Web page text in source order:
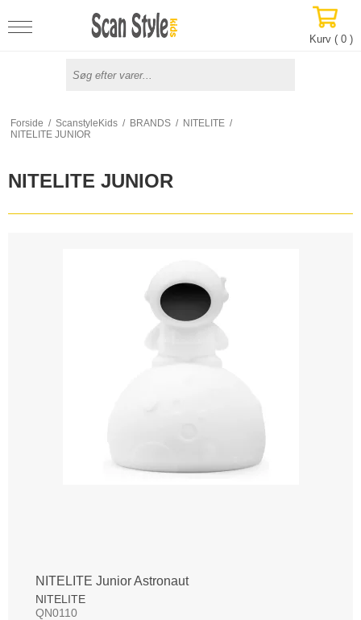
Kurv ( 0 )
Forside / ScanstyleKids / BRANDS / NITELITE /
NITELITE JUNIOR
NITELITE JUNIOR
NITELITE Junior Astronaut
NITELITE
QN0110